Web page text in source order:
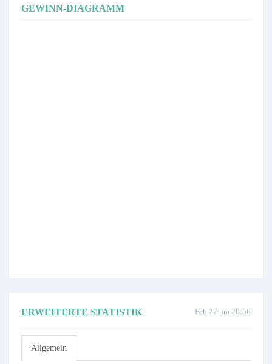
GEWINN-DIAGRAMM
Feb 27 um 20:56
ERWEITERTE STATISTIK
Allgemein